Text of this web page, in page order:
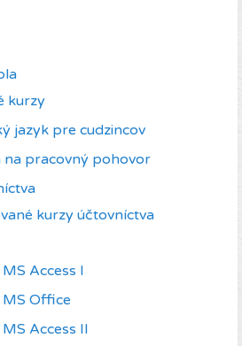
kurzy
jazyk pre cudzincov
na pracovný pohovor
kurzy účtovníctva
Access I
MS Office
Access II